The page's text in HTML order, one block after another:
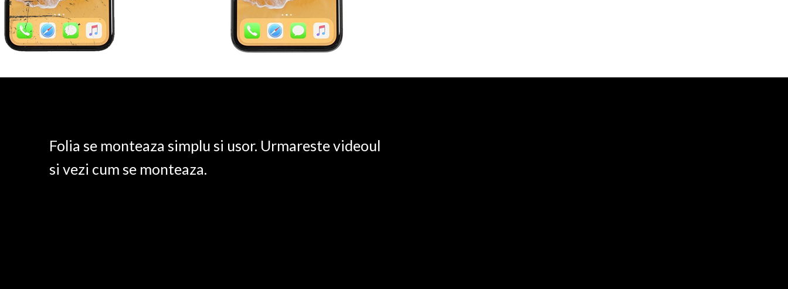
Folia se monteaza simplu si usor. Urmareste videoul
si vezi cum se monteaza.